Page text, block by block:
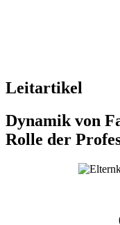
Leitartikel
Dynamik von
Rolle der